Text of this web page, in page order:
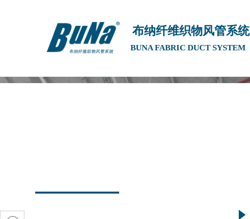
布纳纤维织物风管系统
BUNA FABRIC DUCT SYSTEM